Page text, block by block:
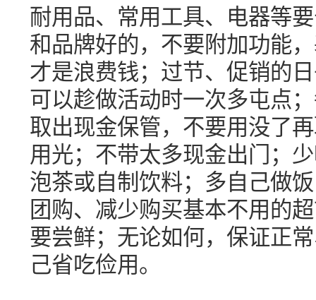
耐用品、常用工具、电器等
和品牌好的，不要附加功能
才是浪费钱；过节、促销的
可以趁做活动时一次多屯点
取出现金保管，不要用没了
用光；不带太多现金出门；
泡茶或自制饮料；多自己做
团购、减少购买基本不用的
要尝鲜；无论如何，保证正
己省吃俭用。